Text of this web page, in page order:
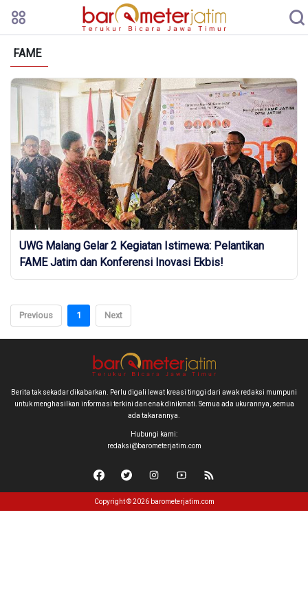
FAME
UWG Malang Gelar 2 Kegiatan Istimewa: Pelantikan
FAME Jatim dan Konferensi Inovasi Ekbis!
Previous 1 Next
Berita tak sekadar dikabarkan. Perlu digali lewat kreasi tinggi dari awak redaksi mumpuni
untuk menghasilkan informasi terkini dan enak dinikmati. Semua ada ukurannya, semua
ada takarannya.
Hubungi kami:
redaksi@barometerjatim.com
Copyright © 2026 barometerjatim.com